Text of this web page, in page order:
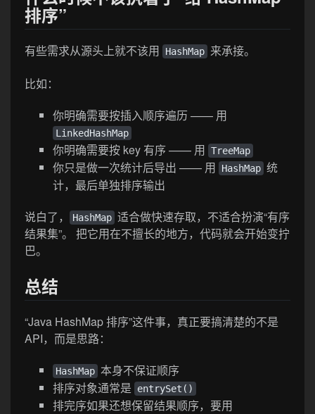
排序”
有些需求从源头上就不该用 HashMap 来承接。
比如：
你明确需要按插入顺序遍历 —— 用
LinkedHashMap
你明确需要按 key 有序 —— 用 TreeMap
你只是做一次统计后导出 —— 用 HashMap 统
计，最后单独排序输出
说白了，
HashMap 适合做快速存取，不适合扮演“有序
结果集”。 把它用在不擅长的地方，代码就会开始变拧
巴。
总结
“Java HashMap 排序”这件事，真正要搞清楚的不是
API，而是思路：
HashMap 本身不保证顺序
排序对象通常是
entrySet()
排完序如果还想保留结果顺序，要用